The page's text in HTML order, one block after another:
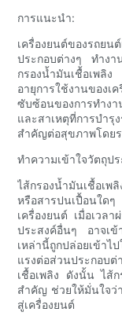
การแนะนำ:
เครื่องยนต์ของรถยน
ประกอบต่างๆ ทำง
กรองน้ำมันเชื้อเพลิ
อายุการใช้งานของเ
ซับซ้อนของการทำง
และสาเหตุที่การบำรุ
สำคัญต่อสุขภาพโดย
ทำความเข้าใจวัตถุป
ไส้กรองน้ำมันเชื้อเพ
หรือสารปนเปื้อนใ
เครื่องยนต์ เมื่อเวล
ประสงค์อื่นๆ อาจเข้
เหล่านี้ถูกปล่อยเข้าไ
แรงต่อส่วนประกอบ
เชื้อเพลิง ดังนั้น ไส้ก
สำคัญ ช่วยให้มั่นใจว่
สู่เครื่องยนต์